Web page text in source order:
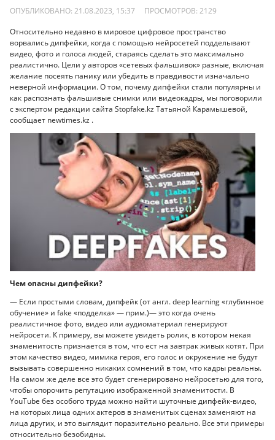
ОПУБЛИКОВАНО: 21.08.2023, 15:37 ПРОСМОТРОВ: 2129
Относительно недавно в мировое цифровое пространство
ворвались дипфейки, когда с помощью нейросетей подделывают
видео, фото и голоса людей, стараясь сделать это максимально
реалистично. Цели у авторов «сетевых фальшивок» разные, включая
желание посеять панику или убедить в правдивости изначально
неверной информации. О том, почему дипфейки стали популярны и
как распознать фальшивые снимки или видеокадры, мы поговорили
с экспертом редакции сайта Stopfake.kz Татьяной Карамышевой,
сообщает newtimes.kz .
Чем опасны дипфейки?
— Если простыми словам, дипфейк (от англ. deep learning «глубинное
обучение» и fake «подделка» — прим.)— это когда очень
реалистичное фото, видео или аудиоматериал генерируют
нейросети. К примеру, вы можете увидеть ролик, в котором некая
знаменитость признается в том, что ест на завтрак живых котят. При
этом качество видео, мимика героя, его голос и окружение не будут
вызывать совершенно никаких сомнений в том, что кадры реальны.
На самом же деле все это будет сгенерировано нейросетью для того,
чтобы опорочить репутацию изображенной знаменитости. В
YouTube без особого труда можно найти шуточные дипфейк-видео,
на которых лица одних актеров в знаменитых сценах заменяют на
лица других, и это выглядит поразительно реально. Все эти примеры
относительно безобидны.